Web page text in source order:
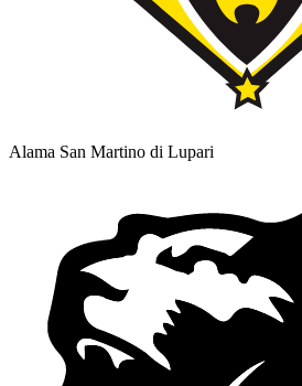
Alama San Martino di Lupari